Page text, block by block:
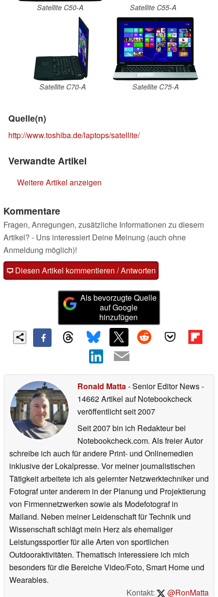
Satellite C50-A Satellite C55-A
Satellite C70-A Satellite C75-A
Quelle(n)
http://www.toshiba.de/laptops/satellite/
Verwandte Artikel
Weitere Artikel anzeigen
Kommentare
Fragen, Anregungen, zusätzliche Informationen zu diesem
Artikel? - Uns interessiert Deine Meinung (auch ohne
Anmeldung möglich)!
Diesen Artikel kommentieren / Antworten
Als bevorzugte Quelle
auf Google
hinzufügen
Ronald Matta- Senior Editor News-
14662 Artikel auf Notebookcheck
veröffentlichtseit 2007
Seit 2007 bin ich Redakteur bei
Notebookcheck.com. Als freier Autor
schreibe ich auch für andere Print- und Onlinemedien
inklusive der Lokalpresse. Vor meiner journalistischen
Tätigkeit arbeitete ich als gelernter Netzwerktechniker und
Fotograf unter anderem in der Planung und Projektierung
von Firmennetzwerken sowie als Modefotograf in
Mailand. Neben meiner Leidenschaft für Technik und
Wissenschaft schlägt mein Herz als ehemaliger
Leistungssportler für alle Arten von sportlichen
Outdooraktivitäten. Thematisch interessiere ich mich
besonders für die Bereiche Video/Foto, Smart Home und
Wearables.
Kontakt:
@RonMatta